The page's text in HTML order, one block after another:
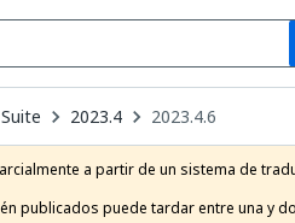
2023.4 2023.4.6
a partir de un sistema de
publicados puede tardar entre una y